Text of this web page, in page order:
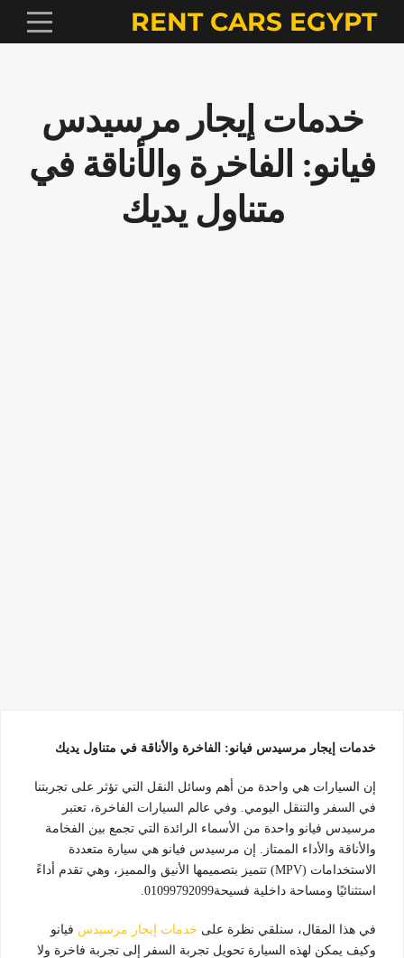
RENT CARS EGYPT
خدمات إيجار مرسيدس
فيانو: الفاخرة والأناقة في
متناول يديك
خدمات إيجار مرسيدس فيانو: الفاخرة والأناقة في متناول يديك
إن السيارات هي واحدة من أهم وسائل النقل التي تؤثر على تجربتنا
في السفر والتنقل اليومي. وفي عالم السيارات الفاخرة، تعتبر
مرسيدس فيانو واحدة من الأسماء الرائدة التي تجمع بين الفخامة
والأناقة والأداء الممتاز. إن مرسيدس فيانو هي سيارة متعددة
الاستخدامات (MPV) تتميز بتصميمها الأنيق والمميز، وهي تقدم أداءً
استثنائيًا ومساحة داخلية فسيحة01099792099.
في هذا المقال، سنلقي نظرة على خدمات إيجار مرسيدس فيانو
وكيف يمكن لهذه السيارة تحويل تجربة السفر إلى تجربة فاخرة ولا